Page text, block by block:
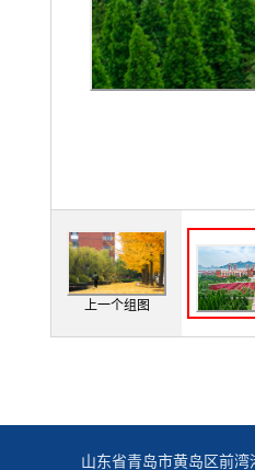
上一个组图
山东省青岛市黄岛区前